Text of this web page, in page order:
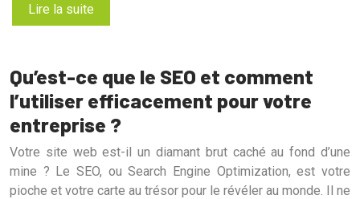
Lire la suite
Qu’est-ce que le SEO et comment
l’utiliser efficacement pour votre
entreprise ?
Votre site web est-il un diamant brut caché au fond d’une
mine ? Le SEO, ou Search Engine Optimization, est votre
pioche et votre carte au trésor pour le révéler au monde. Il ne